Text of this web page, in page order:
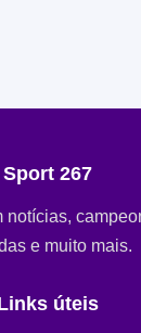
Sport 267
notícias,
e muito mais.
úteis